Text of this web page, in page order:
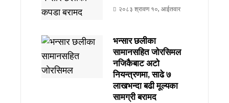
२०८३ श्रावण १०, आईतवार
भन्सार छलीका
सामानसहित जोरसिमल
नजिकैबाट अटो
नियन्त्रणमा, साढे ७
लाखभन्दा बढी मूल्यका
सामग्री बरामद